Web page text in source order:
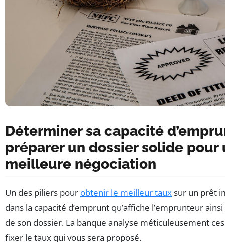
Déterminer sa capacité
préparer un dossier solide pour
meilleure négociation
Un des piliers pour obtenir le meilleur tauxsur un prêt
dans la capacité d’emprunt qu’affiche l’emprunteur
de son dossier. La banque analyse méticuleusement
fixer le taux qui vous sera proposé.